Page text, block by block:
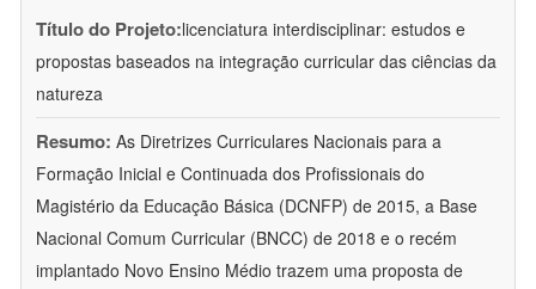
Título do Projeto:licenciatura interdisciplinar: estudos e
propostas baseados na integração curricular das ciências da
natureza
Resumo: As Diretrizes Curriculares Nacionais para a
Formação Inicial e Continuada dos Profissionais do
Magistério da Educação Básica (DCNFP) de 2015, a Base
Nacional Comum Curricular (BNCC) de 2018 e o recém
implantado Novo Ensino Médio trazem uma proposta de